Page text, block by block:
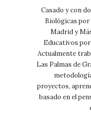
Casado y con
Biológicas por
Madrid y
Educativos
Actualmente
Las Palmas de
proyectos,
basado en el